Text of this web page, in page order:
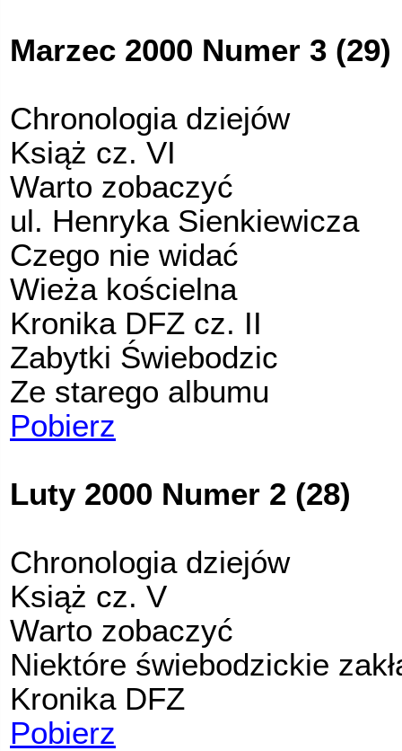
Marzec 2000 Numer 3 (29)
Chronologia dziejów
Książ cz. VI
Warto zobaczyć
ul. Henryka Sienkiewicza
Czego nie widać
Wieża kościelna
Kronika DFZ cz. II
Zabytki Świebodzic
Ze starego albumu
Pobierz
Luty 2000 Numer 2 (28)
Chronologia dziejów
Książ cz. V
Warto zobaczyć
Niektóre świebodzickie
Kronika DFZ
Pobierz